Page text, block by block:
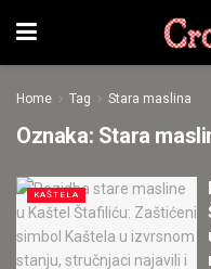
Home Tag Stara maslina
Oznaka: Stara
KAŠTELA